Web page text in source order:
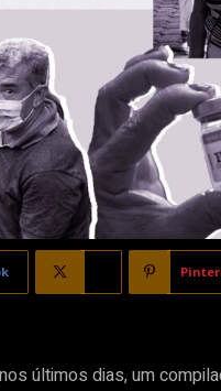
últimos dias, um